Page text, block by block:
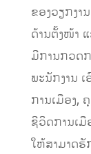
ຂອງວຽກງ
ດ້ານຕັ້ງໜ້າ
ມີການກວດ
ພະນັກງານ
ການເມືອງ,
ຊີວິດການເມື
ໃຫ້ສາມາດ